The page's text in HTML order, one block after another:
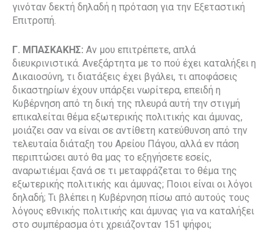
γινόταν δεκτή δηλαδή η πρόταση για την Εξεταστική
Επιτροπή.
Γ. ΜΠΑΣΚΑΚΗΣ: Αν μου επιτρέπετε, απλά
διευκρινιστικά. Ανεξάρτητα με το πού έχει καταλήξει η
Δικαιοσύνη, τι διατάξεις έχει βγάλει, τι αποφάσεις
δικαστηρίων έχουν υπάρξει νωρίτερα, επειδή η
Κυβέρνηση από τη δική της πλευρά αυτή την στιγμή
επικαλείται θέμα εξωτερικής πολιτικής και άμυνας,
μοιάζει σαν να είναι σε αντίθετη κατεύθυνση από την
τελευταία διάταξη του Αρείου Πάγου, αλλά εν πάση
περιπτώσει αυτό θα μας το εξηγήσετε εσείς,
αναρωτιέμαι ξανά σε τι μεταφράζεται το θέμα της
εξωτερικής πολιτικής και άμυνας; Ποιοι είναι οι λόγοι
δηλαδή; Τι βλέπει η Κυβέρνηση πίσω από αυτούς τους
λόγους εθνικής πολιτικής και άμυνας για να καταλήξει
στο συμπέρασμα ότι χρειάζονταν 151 ψήφοι;